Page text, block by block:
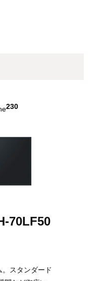
230
70LF50
スタンダード